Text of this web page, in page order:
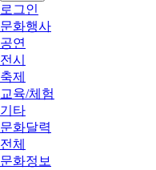
로그인
문화행사
공연
전시
축제
교육/체험
기타
문화달력
전체
문화정보